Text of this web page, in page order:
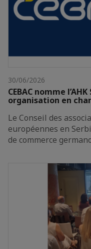
30/06/2026
CEBAC nomme
organisation en
Le Conseil des
européennes en
de commerce